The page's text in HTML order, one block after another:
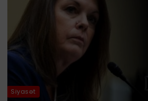
Siyasət